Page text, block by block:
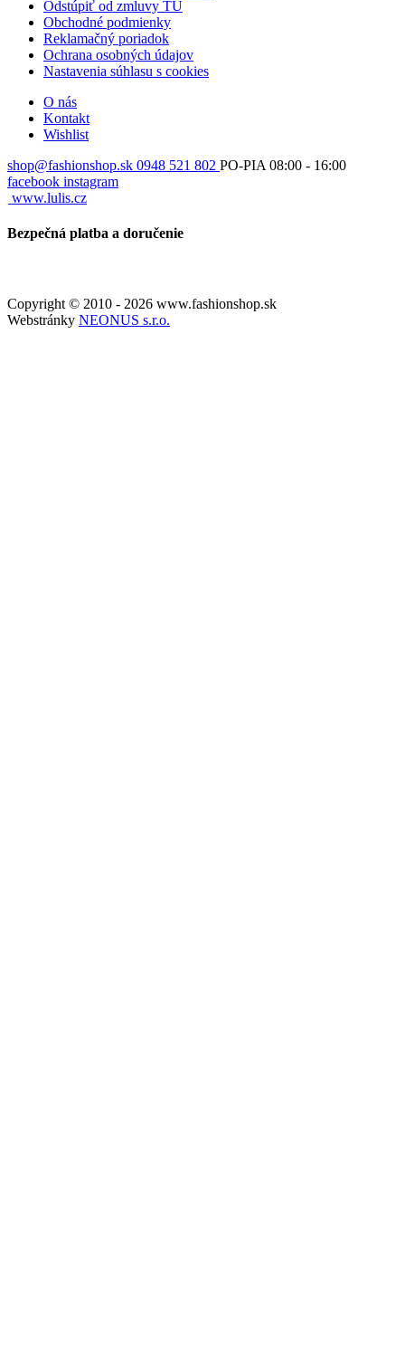
Odstúpiť od zmluvy TU
Obchodné podmienky
Reklamačný poriadok
Ochrana osobných údajov
Nastavenia súhlasu s cookies
O nás
Kontakt
Wishlist
shop@fashionshop.sk 0948 521 802 PO-PIA 08:00 - 16:00
facebook instagram
www.lulis.cz
Bezpečná platba a doručenie
Copyright © 2010 - 2026 www.fashionshop.sk
Webstránky NEONUS s.r.o.